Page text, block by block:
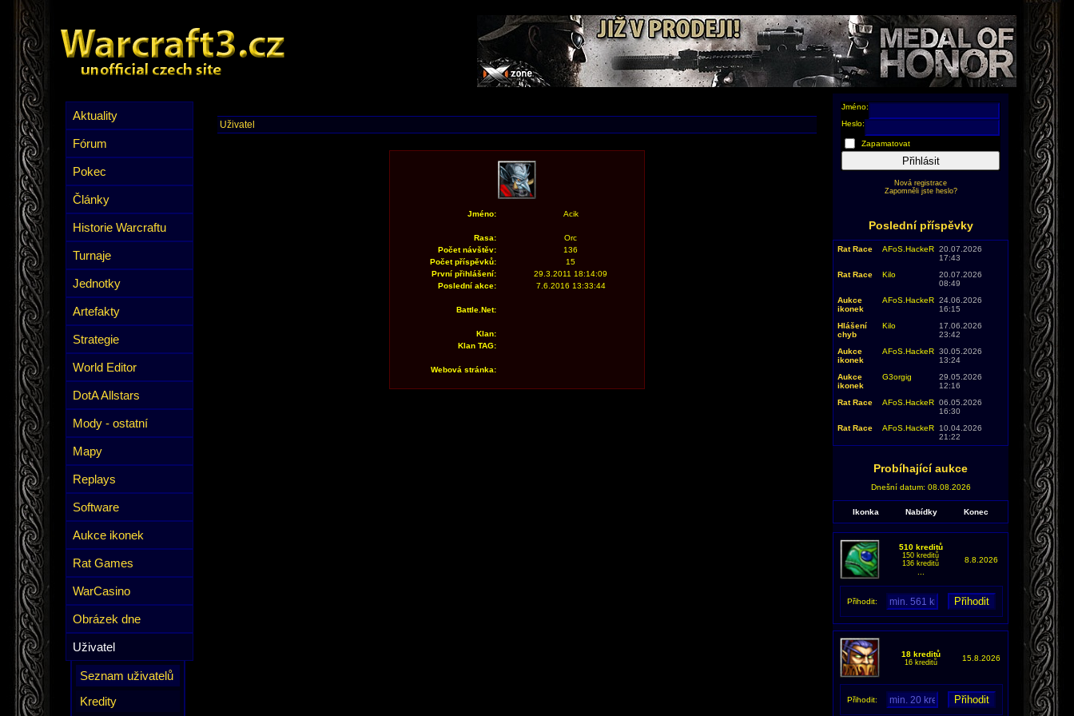
Aktuality
Fórum
Pokec
Články
Historie Warcraftu
Turnaje
Jednotky
Artefakty
Strategie
World Editor
DotA Allstars
Mody - ostatní
Mapy
Replays
Software
Aukce ikonek
Rat Games
WarCasino
Obrázek dne
Uživatel
Seznam uživatelů
Kredity
Uživatel
Jméno: Acik
Rasa:
Orc
Počet návštěv:
136
Počet příspěvků:
15
První přihlášení:
29.3.2011 18:14:09
Poslední akce:
7.6.2016 13:33:44
Battle.Net:
Klan:
Klan TAG:
Webová stránka:
Jméno:
Heslo:
Zapamatovat
Přihlásit
Nová registrace
Zapomněli jste heslo?
Poslední příspěvky
Rat Race AFoS.HackeR 20.07.2026
17:43
Rat Race
Kilo
20.07.2026
08:49
Aukce
ikonek
AFoS.HackeR 24.06.2026
16:15
Hlášení
chyb
Kilo
17.06.2026
23:42
Aukce
ikonek
AFoS.HackeR 30.05.2026
13:24
Aukce
ikonek
G3orgig
29.05.2026
12:16
Rat Race
AFoS.HackeR 06.05.2026
16:30
Rat Race
AFoS.HackeR
10.04.2026
21:22
Probíhající aukce
Dnešní datum: 08.08.2026
Ikonka Nabídky Konec
510 kreditů
150 kreditů
136 kreditů
8.8.2026
Přihodit:
18 kreditů
16 kreditů 15.8.2026
Přihodit: